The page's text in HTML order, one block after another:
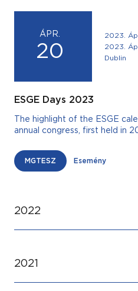
ÁPR.
20
2023.
2023.
Dublin
ESGE Days 2023
The highlight of the ESGE
annual congress, first held in
MGTESZ Esemény
2022
2021